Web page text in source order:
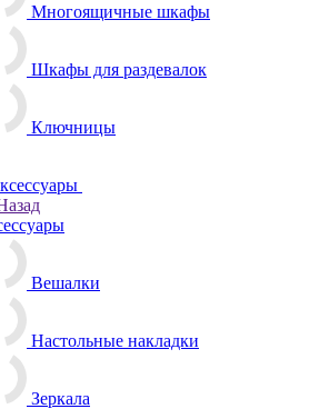
Многоящичные шкафы
Шкафы для раздевалок
Ключницы
Вешалки
Настольные накладки
Зеркала